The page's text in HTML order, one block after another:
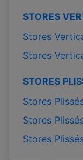
STORES
Stores
Stores
STORES
Stores
Stores
Stores